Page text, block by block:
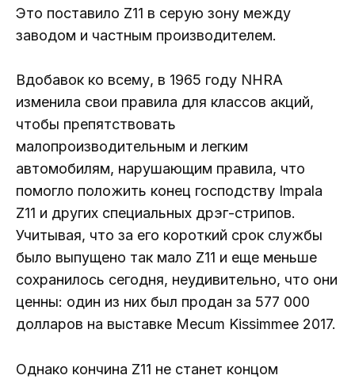
Это поставило Z11 в серую зону между
заводом и частным производителем.
Вдобавок ко всему, в 1965 году NHRA
изменила свои правила для классов акций,
чтобы препятствовать
малопроизводительным и легким
автомобилям, нарушающим правила, что
помогло положить конец господству Impala
Z11 и других специальных дрэг-стрипов.
Учитывая, что за его короткий срок службы
было выпущено так мало Z11 и еще меньше
сохранилось сегодня, неудивительно, что они
ценны: один из них был продан за 577 000
долларов на выставке Mecum Kissimmee 2017.
Однако кончина Z11 не станет концом